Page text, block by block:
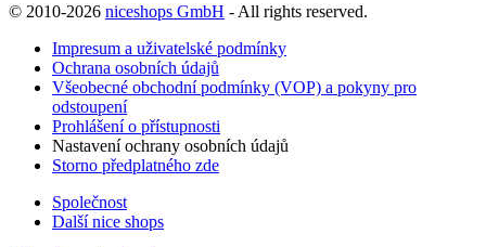
© 2010-2026 niceshops GmbH - All rights reserved.
Impresum a uživatelské podmínky
Ochrana osobních údajů
Všeobecné obchodní podmínky (VOP) a pokyny pro
odstoupení
Prohlášení o přístupnosti
Nastavení ochrany osobních údajů
Storno předplatného zde
Společnost
Další nice shops